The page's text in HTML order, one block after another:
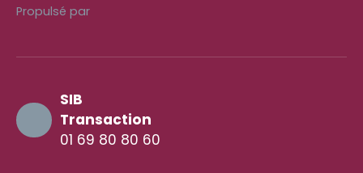
Propulsé par
SIB
Transaction
01 69 80 80 60